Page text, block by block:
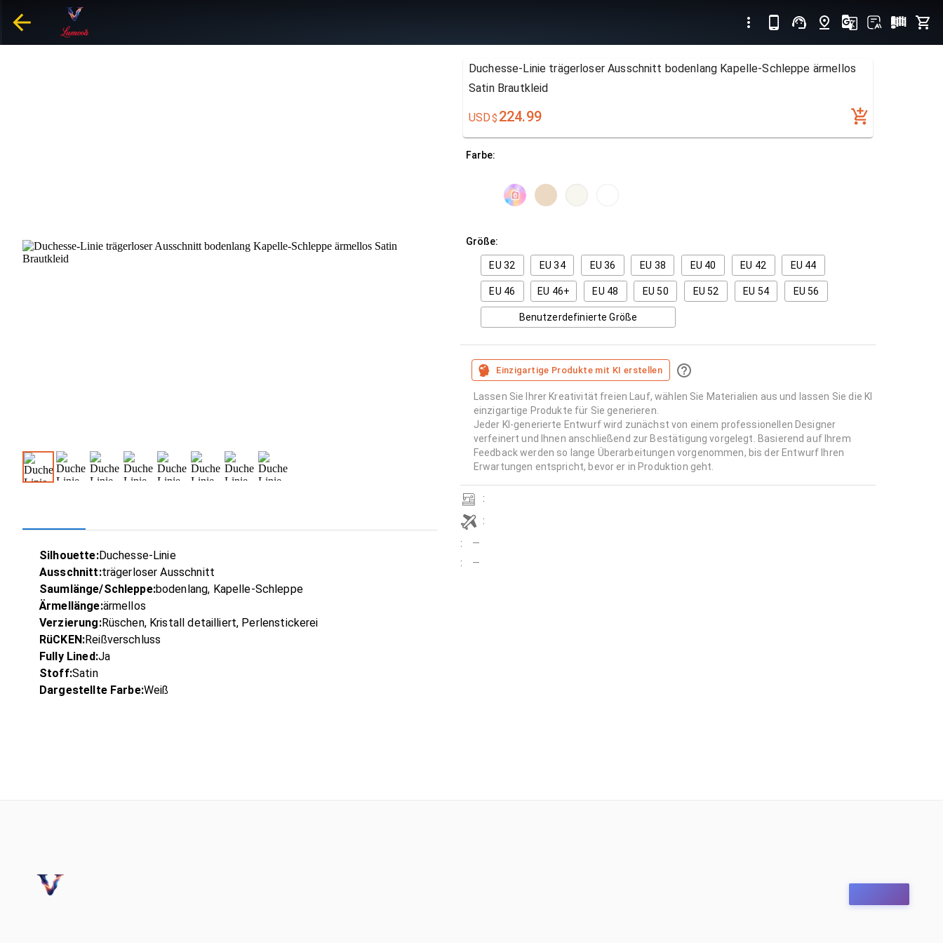
Silhouette:Duchesse-Linie
Ausschnitt:trägerloser Ausschnitt
Saumlänge/Schleppe:bodenlang, Kapelle-Schleppe
Ärmellänge:ärmellos
Verzierung:Rüschen, Kristall detailliert, Perlenstickerei
RüCKEN:Reißverschluss
Fully Lined:Ja
Stoff:Satin
Dargestellte Farbe:Weiß
Duchesse-Linie trägerloser Ausschnitt bodenlang Kapelle-Schleppe ärmellos
Satin Brautkleid
USD$ 224.99
Farbe:
Größe:
EU 32 EU 34 EU 36 EU 38 EU 40 EU 42 EU 44
EU 46 EU 46+ EU 48 EU 50 EU 52 EU 54 EU 56
Benutzerdefinierte Größe
Einzigartige Produkte mit KI erstellen
Lassen Sie Ihrer Kreativität freien Lauf, wählen Sie Materialien aus und lassen Sie die KI
einzigartige Produkte für Sie generieren.
Jeder KI-generierte Entwurf wird zunächst von einem professionellen Designer
verfeinert und Ihnen anschließend zur Bestätigung vorgelegt. Basierend auf Ihrem
Feedback werden so lange Überarbeitungen vorgenommen, bis der Entwurf Ihren
Erwartungen entspricht, bevor er in Produktion geht.
:
:
:
—
:
—